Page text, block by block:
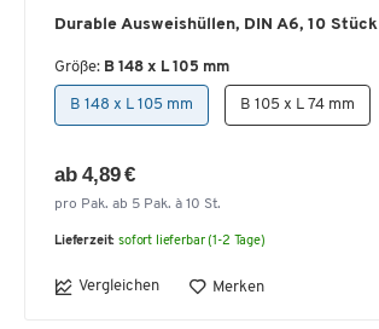
Durable Ausweishüllen, DIN A6, 10 Stück
Größe: B 148 x L 105 mm
B 148 x L 105 mm B 105 x L 74 mm
ab 4,89 €
pro Pak. ab 5 Pak. à 10 St.
Lieferzeit: sofort lieferbar (1-2 Tage)
Vergleichen Merken